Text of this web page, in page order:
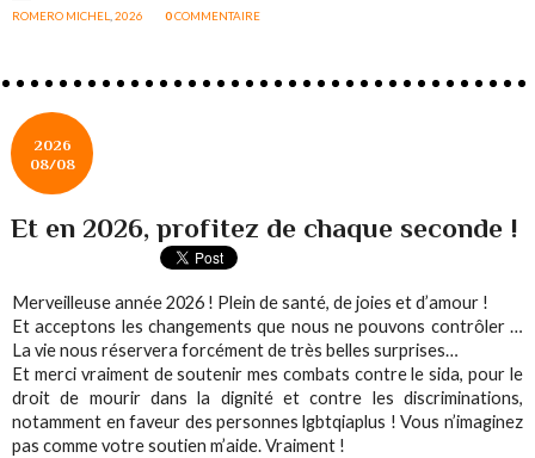
ROMERO MICHEL ,2026 0COMMENTAIRE
2026
08/08
Et en 2026, profitez de chaque seconde !
Merveilleuse année 2026 ! Plein de santé, de joies et d’amour !
Et acceptons les changements que nous ne pouvons contrôler …
La vie nous réservera forcément de très belles surprises…
Et merci vraiment de soutenir mes combats contre le sida, pour le
droit de mourir dans la dignité et contre les discriminations,
notamment en faveur des personnes lgbtqiaplus ! Vous n’imaginez
pas comme votre soutien m’aide. Vraiment !